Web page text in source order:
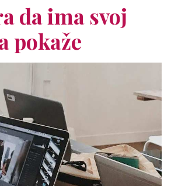
da ima svoj
pokaže